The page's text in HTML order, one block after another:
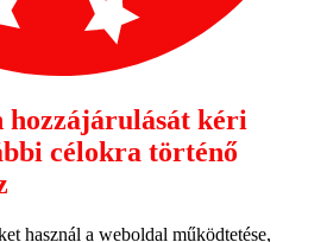
hozzájárulását kéri
célokra történő
használ a weboldal működtetése,